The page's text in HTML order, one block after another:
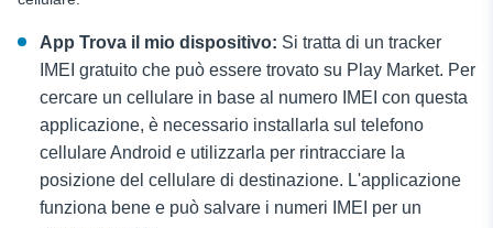
App Trova il mio dispositivo: Si tratta di un tracker
IMEI gratuito che può essere trovato su Play Market. Per
cercare un cellulare in base al numero IMEI con questa
applicazione, è necessario installarla sul telefono
cellulare Android e utilizzarla per rintracciare la
posizione del cellulare di destinazione. L'applicazione
funziona bene e può salvare i numeri IMEI per un